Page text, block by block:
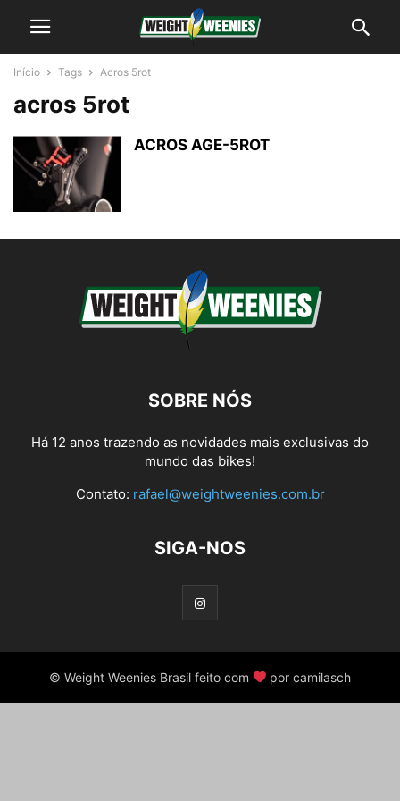
Início Tags Acros 5rot
acros 5rot
ACROS AGE-5ROT
SOBRE NÓS
Há 12 anos trazendo as novidades mais exclusivas do
mundo das bikes!
Contato: rafael@weightweenies.com.br
SIGA-NOS
© Weight Weenies Brasil feito com por camilasch